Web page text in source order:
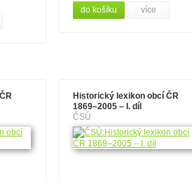
do košíku více
Historický lexikon obcí ČR
1869–2005 – I. díl
ČSÚ